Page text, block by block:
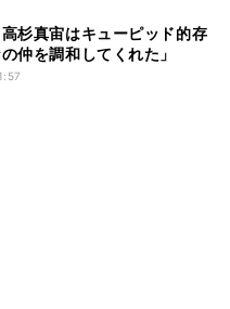
杉真宙はキューピッド的存
仲を調和してくれた」